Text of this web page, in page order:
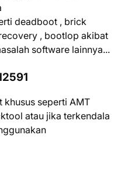
deadboot , brick
, bootlop akibat
software lainnya...
khusus seperti AMT
atau jika terkendala